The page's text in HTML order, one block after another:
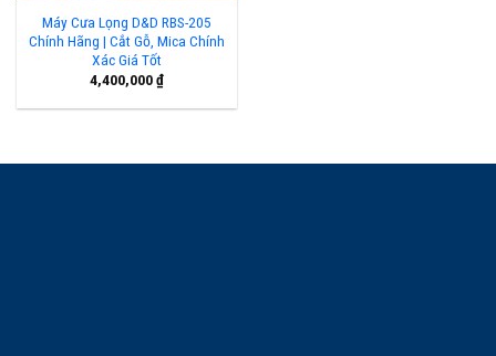
Máy Cưa Lọng D&D RBS-205
Chính Hãng | Cắt Gỗ, Mica Chính
Xác Giá Tốt
4,400,000₫